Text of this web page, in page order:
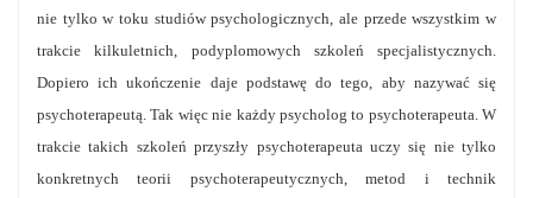
nie tylko w toku studiów psychologicznych, ale przede wszystkim w
trakcie kilkuletnich, podyplomowych szkoleń specjalistycznych.
Dopiero ich ukończenie daje podstawę do tego, aby nazywać się
psychoterapeutą. Tak więc nie każdy psycholog to psychoterapeuta. W
trakcie takich szkoleń przyszły psychoterapeuta uczy się nie tylko
konkretnych teorii psychoterapeutycznych, metod i technik